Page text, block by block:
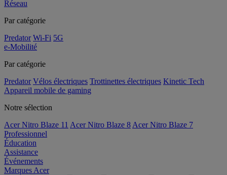
Réseau
Par catégorie
Predator Wi-Fi 5G
e-Mobilité
Par catégorie
Predator Vélos électriques Trottinettes électriques Kinetic Tech
Appareil mobile de gaming
Notre sélection
Acer Nitro Blaze 11 Acer Nitro Blaze 8 Acer Nitro Blaze 7
Professionnel
Éducation
Assistance
Événements
Marques Acer